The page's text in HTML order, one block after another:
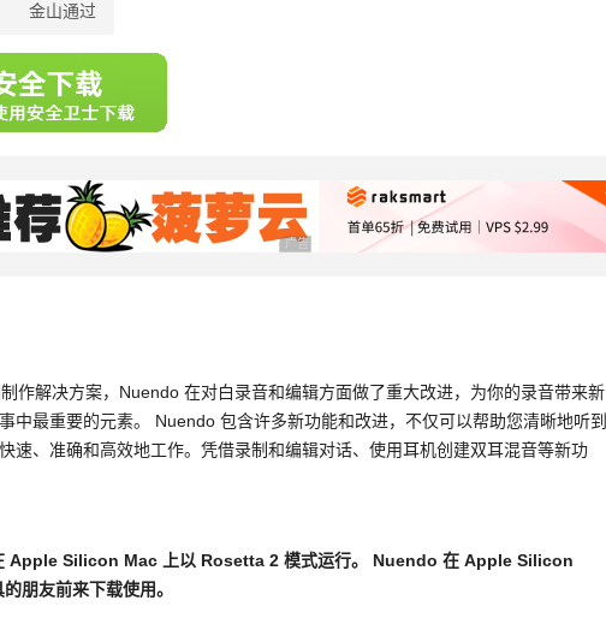
金山通过
，理性选择 广告 商业广告，理性选择
作解决方案，Nuendo 在对白录音和编辑方面做了重大改进，为你的录音带来新
中最重要的元素。 Nuendo 包含许多新功能和改进，不仅可以帮助您清晰地听到
速、准确和高效地工作。凭借录制和编辑对话、使用耳机创建双耳混音等新功
Apple Silicon Mac 上以 Rosetta 2 模式运行。 Nuendo 在 Apple Silicon
朋友前来下载使用。